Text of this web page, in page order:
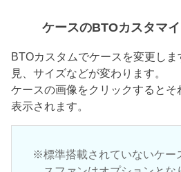
ケースのBTOカスタマ
BTOカスタムでケースを変更し
見、サイズなどが変わります。
ケースの画像をクリックすると
表示されます。
標準搭載されていないケー